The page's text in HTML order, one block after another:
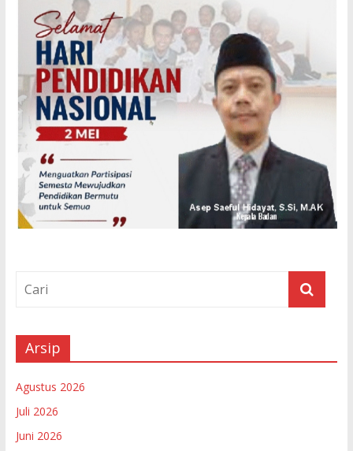
Arsip
Agustus 2026
Juli 2026
Juni 2026